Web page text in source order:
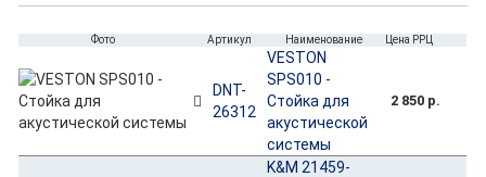
Фото Артикул Наименование Цена РРЦ
DNT-
26312
VESTON
SPS010 -
Стойка для
акустической
системы
2 850 р.
K&M 21459-